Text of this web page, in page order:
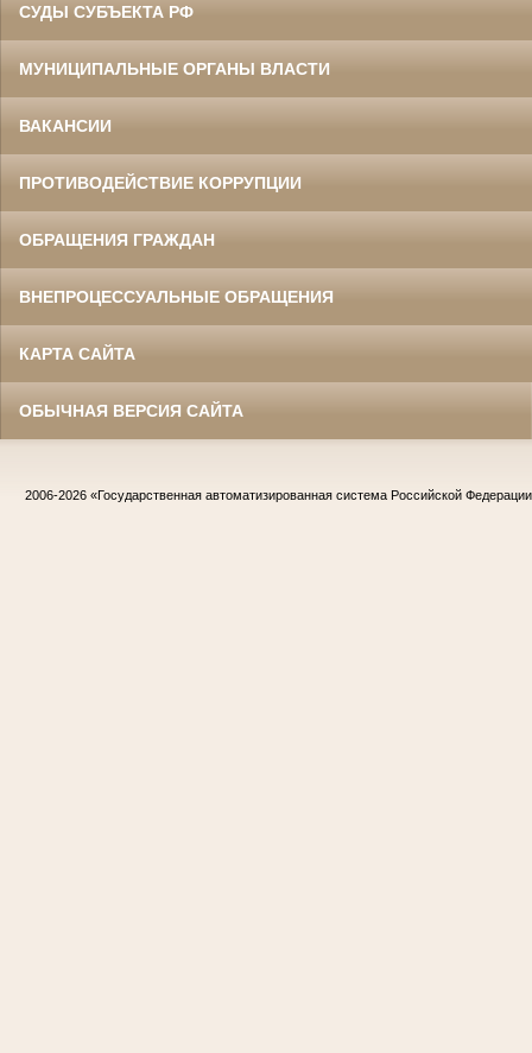
СУДЫ СУБЪЕКТА РФ
МУНИЦИПАЛЬНЫЕ ОРГАНЫ ВЛАСТИ
ВАКАНСИИ
ПРОТИВОДЕЙСТВИЕ КОРРУПЦИИ
ОБРАЩЕНИЯ ГРАЖДАН
ВНЕПРОЦЕССУАЛЬНЫЕ ОБРАЩЕНИЯ
КАРТА САЙТА
ОБЫЧНАЯ ВЕРСИЯ САЙТА
2006-2026 «Государственная автоматизированная система Российской